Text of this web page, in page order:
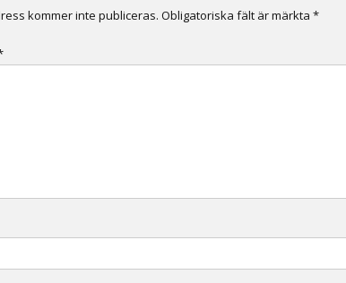
kommer inte publiceras. Obligatoriska fält är märkta *